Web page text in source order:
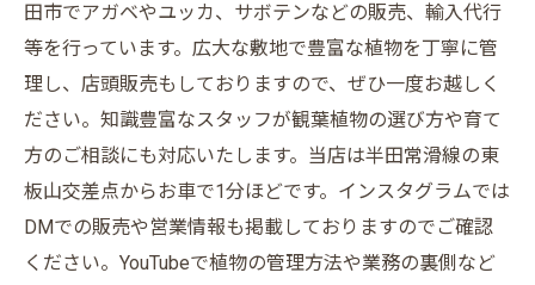
田市でアガベやユッカ、サボテンなどの販売、輸入代行
等を行っています。広大な敷地で豊富な植物を丁寧に管
理し、店頭販売もしておりますので、ぜひ一度お越しく
ださい。知識豊富なスタッフが観葉植物の選び方や育て
方のご相談にも対応いたします。当店は半田常滑線の東
板山交差点からお車で1分ほどです。インスタグラムでは
DMでの販売や営業情報も掲載しておりますのでご確認
ください。YouTubeで植物の管理方法や業務の裏側など